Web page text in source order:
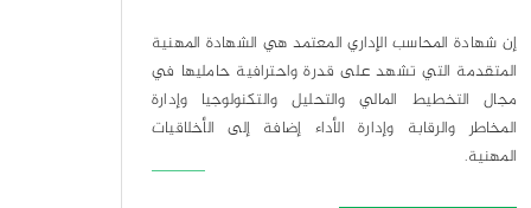
إن شهادة المحاسب الإداري المعتمد هي الشهادة المهنية
المتقدمة التي تشهد على قدرة واحترافية حامليها في
مجال التخطيط المالي والتحليل والتكنولوجيا وإدارة
المخاطر والرقابة وإدارة الأداء إضافة إلى الأخلاقيات
المهنية.